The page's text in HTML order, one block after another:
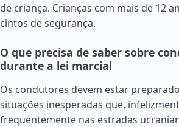
de criança. Crianças com mais de 12
cintos de segurança.
O que precisa de saber sobre
durante a lei marcial
Os condutores devem estar
situações inesperadas que,
frequentemente nas estradas